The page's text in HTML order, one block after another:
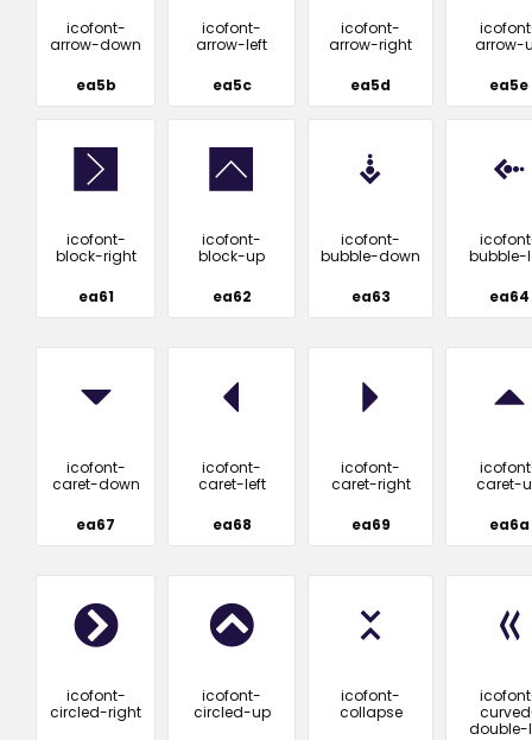
icofont-
arrow-down
ea5b
icofont-
arrow-left
ea5c
icofont-
arrow-right
ea5d
arrow-
ea5e
icofont-
block-right
ea61
icofont-
block-up
ea62
icofont-
bubble-down
ea63
bubble-
ea64
icofont-
caret-down
ea67
icofont-
caret-left
ea68
icofont-
caret-right
ea69
caret-
ea6a
icofont-
circled-right
icofont-
circled-up
icofont-
collapse
double-